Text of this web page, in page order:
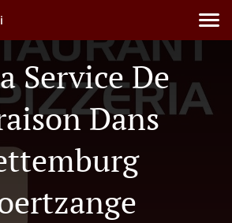
Service De
Dans